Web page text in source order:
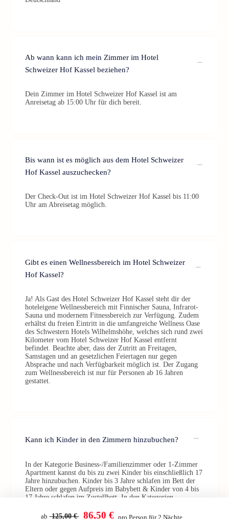
Ab wann kann ich mein Zimmer im Hotel
Schweizer Hof Kassel beziehen?
Dein Zimmer im Hotel Schweizer Hof Kassel ist am
Anreisetag ab 15:00 Uhr für dich bereit.
Bis wann ist es möglich aus dem Hotel Schweizer
Hof Kassel auszuchecken?
Der Check-Out ist im Hotel Schweizer Hof Kassel bis 11:00
Uhr am Abreisetag möglich.
Gibt es einen Wellnessbereich im Hotel Schweizer
Hof Kassel?
Ja! Als Gast des Hotel Schweizer Hof Kassel steht dir der
hoteleigene Wellnessbereich mit Finnischer Sauna, Infrarot-
Sauna und modernem Fitnessbereich zur Verfügung. Zudem
erhältst du freien Eintritt in die umfangreiche Wellness Oase
des Schwestern Hotels Wilhelmshöhe, welches sich rund zwei
Kilometer vom Hotel Schweizer Hof Kassel entfernt
befindet. Beachte aber, dass der Zutritt an Freitagen,
Samstagen und an gesetzlichen Feiertagen nur gegen
Absprache und nach Verfügbarkeit möglich ist. Der Zugang
zum Wellnessbereich ist nur für Personen ab 16 Jahren
gestattet.
Kann ich Kinder in den Zimmern hinzubuchen?
In der Kategorie Business-/Familienzimmer oder 1-Zimmer
Apartment kannst du bis zu zwei Kinder bis einschließlich 17
Jahre hinzubuchen. Kinder bis 3 Jahre schlafen im Bett der
Eltern oder gegen Aufpreis im Babybett & Kinder von 4 bis
17 Jahre schlafen im Zustellbett. In den Kategorien
die Maximalbelegung zwei Erwachsene.
ab 125,00 € 86,50 € pro Person für 2 Nächte